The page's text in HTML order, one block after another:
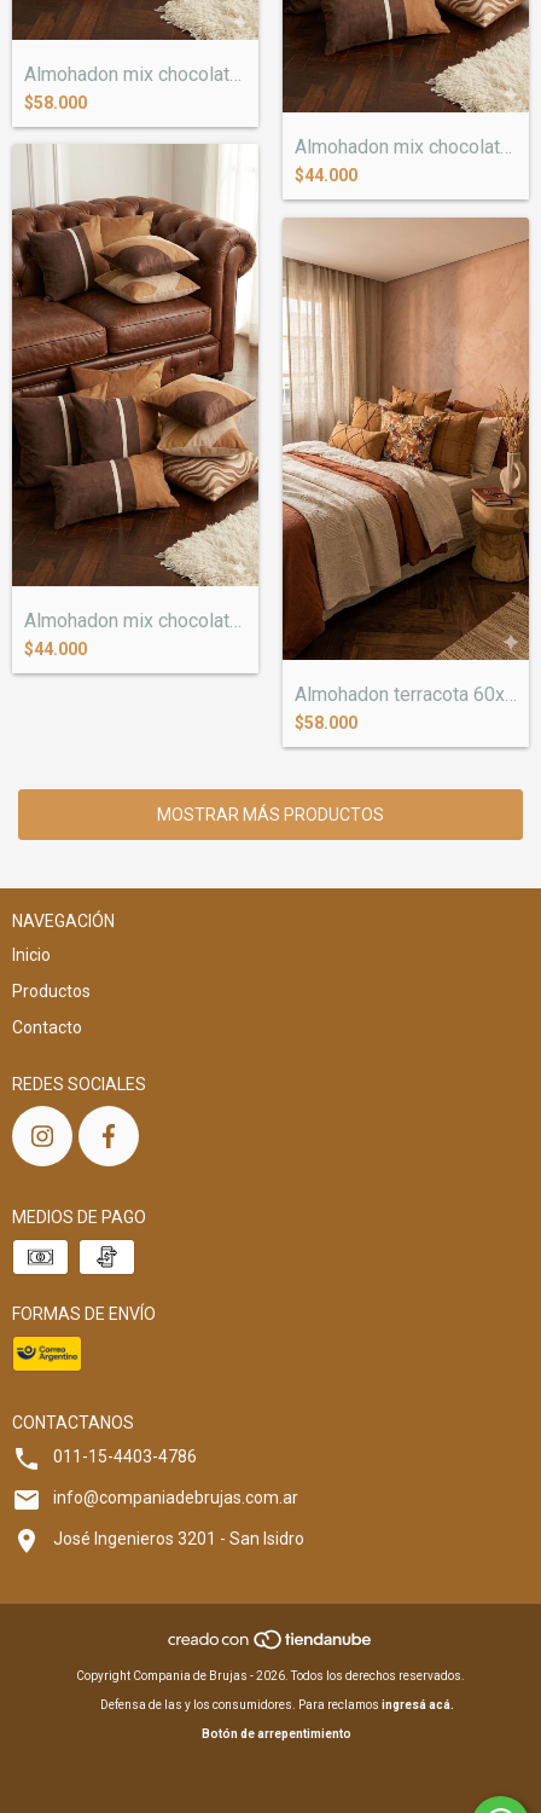
$58.000
$44.000
$44.000
$58.000
MOSTRAR MÁS PRODUCTOS
NAVEGACIÓN
Inicio
Productos
Contacto
REDES SOCIALES
MEDIOS DE PAGO
FORMAS DE ENVÍO
CONTACTANOS
011-15-4403-4786
info@companiadebrujas.com.ar
José Ingenieros 3201 - San Isidro
Copyright Compania de Brujas - 2026. Todos los derechos reservados.
Defensa de las y los consumidores. Para reclamos ingresá acá.
Botón de arrepentimiento